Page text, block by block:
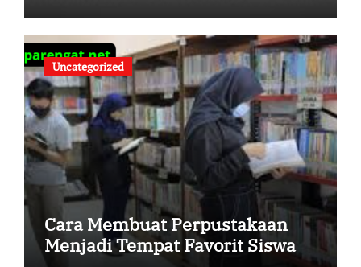
Uncategorized
Cara Membuat Perpustakaan
Menjadi Tempat Favorit Siswa